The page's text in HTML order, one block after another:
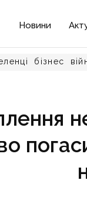
Новини
бізнес